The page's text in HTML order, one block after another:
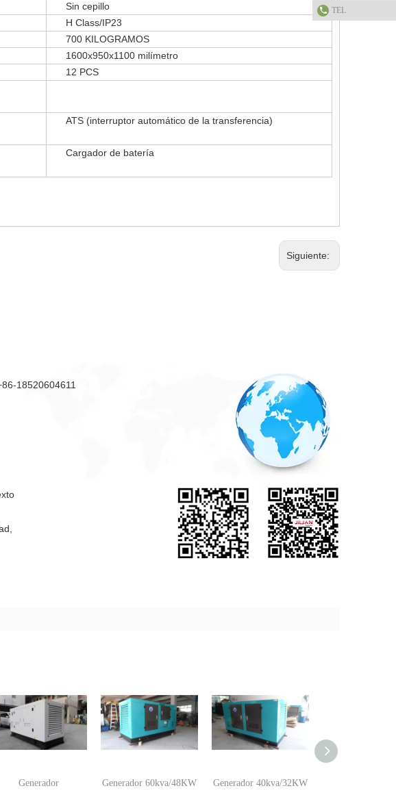
TEL
Sin cepillo
H Class/IP23
700 KILOGRAMOS
1600x950x1100 milímetro
12 PCS
ATS (interruptor automático de la transferencia)
Cargador de batería
Siguiente:
18520604611
Generador Generador 60kva/48KW Generador 40kva/32KW